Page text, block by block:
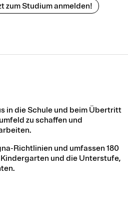
zum Studium anmelden!
in die Schule und beim Übertritt
zu schaffen und
Richtlinien und umfassen 180
und die Unterstufe,